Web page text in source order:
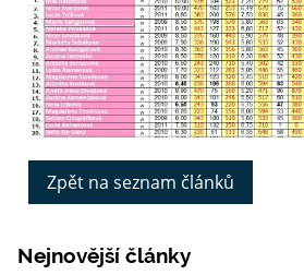
Zpět na seznam článků
Nejnovější články